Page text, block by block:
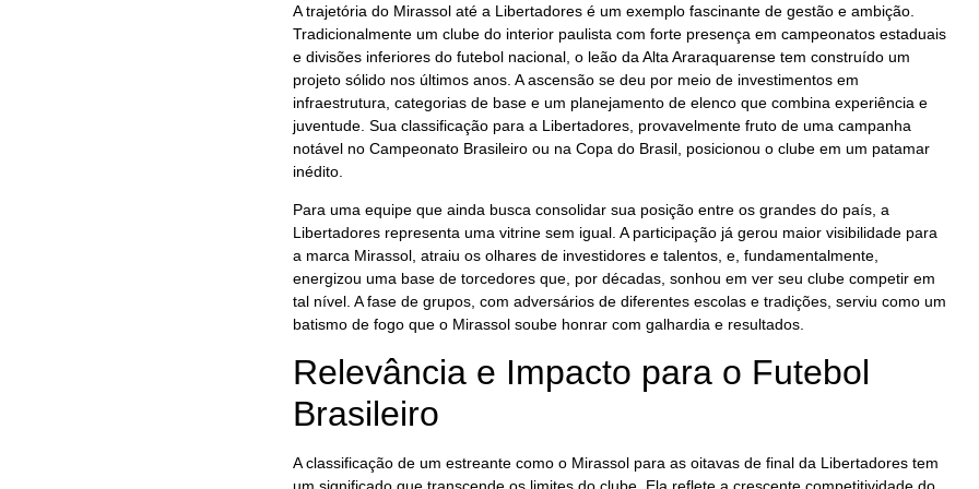
A trajetória do Mirassol até a Libertadores é um exemplo fascinante de gestão e ambição.
Tradicionalmente um clube do interior paulista com forte presença em campeonatos estaduais
e divisões inferiores do futebol nacional, o leão da Alta Araraquarense tem construído um
projeto sólido nos últimos anos. A ascensão se deu por meio de investimentos em
infraestrutura, categorias de base e um planejamento de elenco que combina experiência e
juventude. Sua classificação para a Libertadores, provavelmente fruto de uma campanha
notável no Campeonato Brasileiro ou na Copa do Brasil, posicionou o clube em um patamar
inédito.
Para uma equipe que ainda busca consolidar sua posição entre os grandes do país, a
Libertadores representa uma vitrine sem igual. A participação já gerou maior visibilidade para
a marca Mirassol, atraiu os olhares de investidores e talentos, e, fundamentalmente,
energizou uma base de torcedores que, por décadas, sonhou em ver seu clube competir em
tal nível. A fase de grupos, com adversários de diferentes escolas e tradições, serviu como um
batismo de fogo que o Mirassol soube honrar com galhardia e resultados.
Relevância e Impacto para o Futebol
Brasileiro
A classificação de um estreante como o Mirassol para as oitavas de final da Libertadores tem